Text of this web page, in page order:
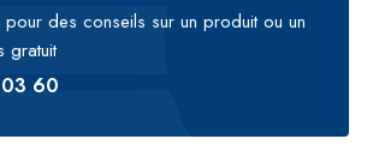
pour des conseils sur un produit ou un
gratuit
60